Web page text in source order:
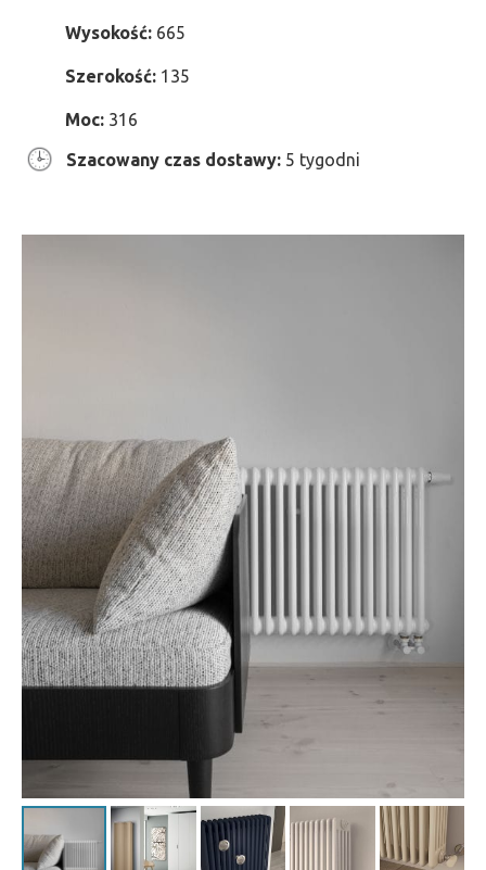
Wysokość: 665
Szerokość: 135
Moc: 316
Szacowany czas dostawy: 5 tygodni